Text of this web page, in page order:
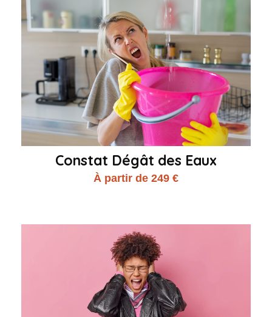
Constat Dégât des Eaux
À partir de 249 €